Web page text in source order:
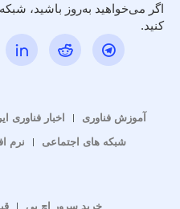
اگر می‌خواهید به‌روز باشید،
کنید.
آموزش فناوری اخبار فناوری
شبکه های اجتماعی
نرم
خرید سرور اچ پی